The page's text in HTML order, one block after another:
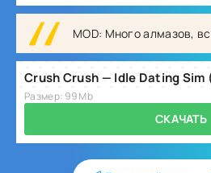
MOD: Много алмазов,
Размер: 99 Mb
СКАЧАТЬ